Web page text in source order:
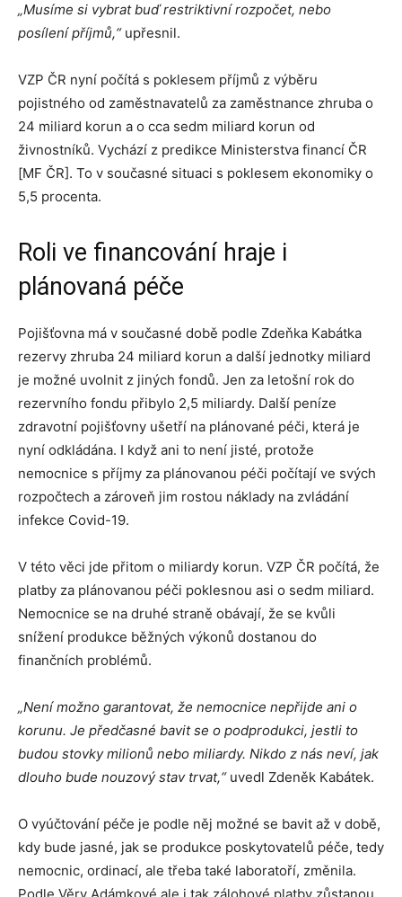
„Musíme si vybrat buď restriktivní rozpočet, nebo
posílení příjmů,“upřesnil.
VZP ČR nyní počítá s poklesem příjmů z výběru
pojistného od zaměstnavatelů za zaměstnance zhruba o
24 miliard korun a o cca sedm miliard korun od
živnostníků. Vychází z predikce Ministerstva financí ČR
[MF ČR]. To v současné situaci s poklesem ekonomiky o
5,5 procenta.
Roli ve financování hraje i
plánovaná péče
Pojišťovna má v současné době podle Zdeňka Kabátka
rezervy zhruba 24 miliard korun a další jednotky miliard
je možné uvolnit z jiných fondů. Jen za letošní rok do
rezervního fondu přibylo 2,5 miliardy. Další peníze
zdravotní pojišťovny ušetří na plánované péči, která je
nyní odkládána. I když ani to není jisté, protože
nemocnice s příjmy za plánovanou péči počítají ve svých
rozpočtech a zároveň jim rostou náklady na zvládání
infekce Covid-19.
V této věci jde přitom o miliardy korun. VZP ČR počítá, že
platby za plánovanou péči poklesnou asi o sedm miliard.
Nemocnice se na druhé straně obávají, že se kvůli
snížení produkce běžných výkonů dostanou do
finančních problémů.
„Není možno garantovat, že nemocnice nepřijde ani o
korunu. Je předčasné bavit se o podprodukci, jestli to
budou stovky milionů nebo miliardy. Nikdo z nás neví, jak
dlouho bude nouzový stav trvat,“uvedl Zdeněk Kabátek.
O vyúčtování péče je podle něj možné se bavit až v době,
kdy bude jasné, jak se produkce poskytovatelů péče, tedy
nemocnic, ordinací, ale třeba také laboratoří, změnila.